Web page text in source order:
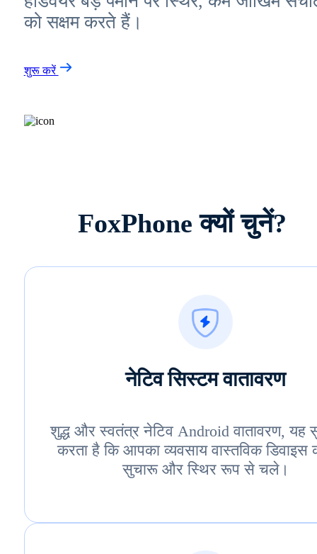
को सक्षम करते हैं।
शुरू करें
FoxPhone क्यों चुनें?
नेटिव सिस्टम वातावरण
शुद्ध और स्वतंत्र नेटिव Android वातावरण, यह
करता है कि आपका व्यवसाय वास्तविक डिवाइस
सुचारू और स्थिर रूप से चले।